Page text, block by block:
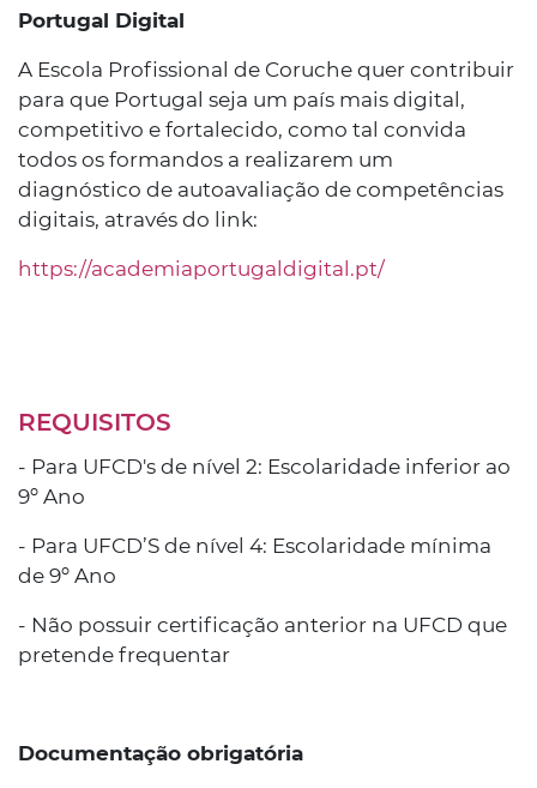
Portugal Digital
A Escola Profissional de Coruche quer contribuir
para que Portugal seja um país mais digital,
competitivo e fortalecido, como tal convida
todos os formandos a realizarem um
diagnóstico de autoavaliação de competências
digitais, através do link:
https://academiaportugaldigital.pt/
REQUISITOS
- Para UFCD's de nível 2: Escolaridade inferior ao
9º Ano
- Para UFCD’S de nível 4: Escolaridade mínima
de 9º Ano
- Não possuir certificação anterior na UFCD que
pretende frequentar
Documentação obrigatória